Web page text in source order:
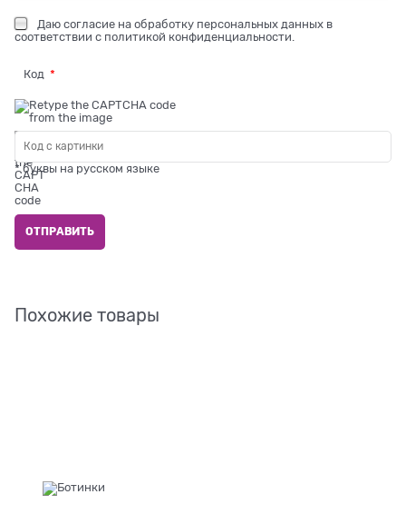
Даю согласие на обработку персональных данных в
соответствии с политикой конфиденциальности
Код
* буквы на русском языке
Похожие товары